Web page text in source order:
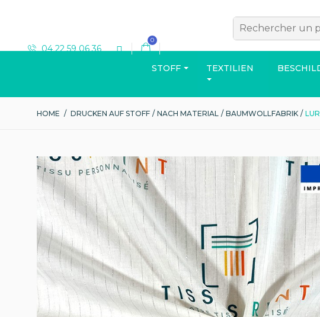
04 22 59 06 36
0
STOFF TEXTILIEN
T-SHIRT
Katalog ansehen
HOME / DRUCKEN AUF STOFF / NACH MATERIAL / BAUMWOLLFABRIK /